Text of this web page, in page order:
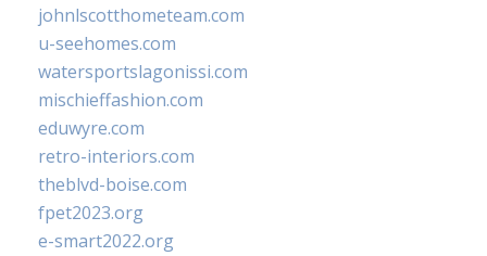
johnlscotthometeam.com
u-seehomes.com
watersportslagonissi.com
mischieffashion.com
eduwyre.com
retro-interiors.com
theblvd-boise.com
fpet2023.org
e-smart2022.org